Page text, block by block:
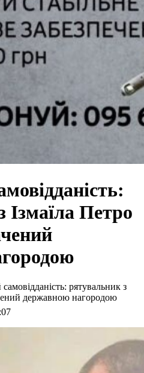
Ізмаїла Петро
самовідданість: рятувальник з
державною нагородою